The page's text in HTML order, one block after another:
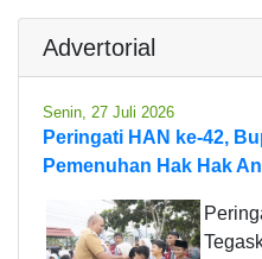
Advertorial
Senin, 27 Juli 2026
Peringati HAN ke-42,
Pemenuhan Hak Hak